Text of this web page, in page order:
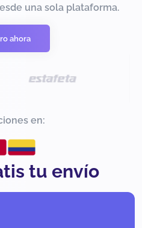
una sola plataforma.
ahora
en:
tu envío